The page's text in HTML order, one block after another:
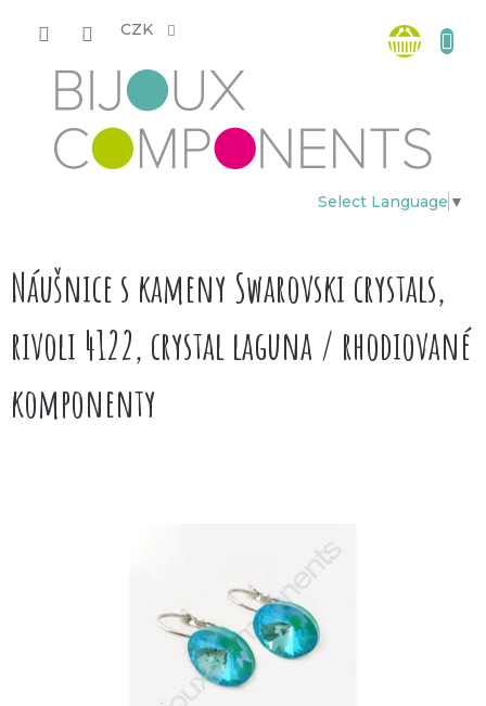
CZK
Select Language ▼
košík
Náušnice s kameny Swarovski crystals,
rivoli 4122, crystal laguna / rhodiované
komponenty